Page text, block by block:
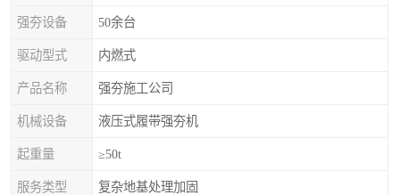
强夯设备 50余台
驱动型式 内燃式
产品名称 强夯施工公司
机械设备 液压式履带强夯机
起重量 ≥50t
服务类型 复杂地基处理加固